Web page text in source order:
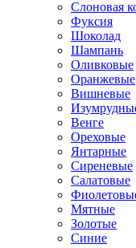
Слоновая
Фуксия
Шоколад
Шампань
Оливковые
Оранжевые
Вишневые
Венге
Ореховые
Янтарные
Сиреневые
Салатовые
Мятные
Золотые
Синие